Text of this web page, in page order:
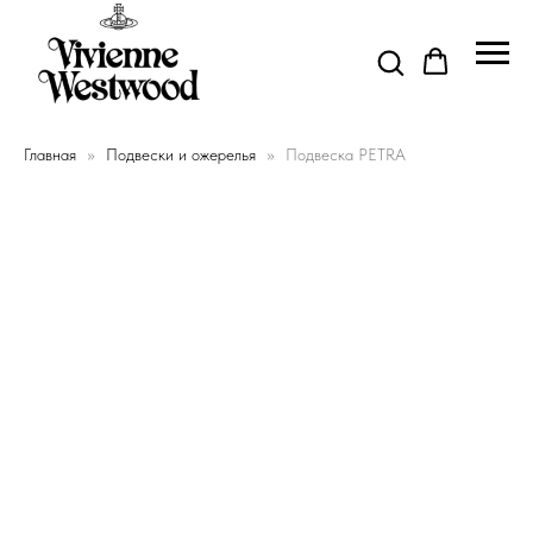
Главная Подвески и ожерелья Подвеска PETRA